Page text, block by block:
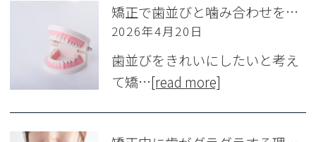
矯正で歯並びと噛み合わせを同時に改善！ 見た目だけじゃない本当の治療効果とは
2026年4月20日
歯並びをきれいにしたいと考え
て矯…[read more]